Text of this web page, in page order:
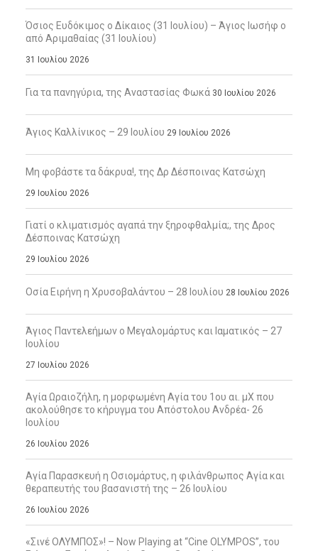
Όσιος Ευδόκιμος ο Δίκαιος (31 Ιουλίου) – Άγιος Ιωσήφ ο
από Αριμαθαίας (31 Ιουλίου)
31 Ιουλίου 2026
Για τα πανηγύρια, της Αναστασίας Φωκά 30 Ιουλίου 2026
Άγιος Καλλίνικος – 29 Ιουλίου 29 Ιουλίου 2026
Μη φοβάστε τα δάκρυα!, της Δρ Δέσποινας Κατσώχη
29 Ιουλίου 2026
Γιατί ο κλιματισμός αγαπά την ξηροφθαλμία;, της Δρος
Δέσποινας Κατσώχη
29 Ιουλίου 2026
Οσία Ειρήνη η Χρυσοβαλάντου – 28 Ιουλίου 28 Ιουλίου 2026
Άγιος Παντελεήμων ο Μεγαλομάρτυς και Ιαματικός – 27
Ιουλίου
27 Ιουλίου 2026
Αγία Ωραιοζήλη, η μορφωμένη Αγία του 1ου αι. μΧ που
ακολούθησε το κήρυγμα του Απόστολου Ανδρέα- 26
Ιουλίου
26 Ιουλίου 2026
Αγία Παρασκευή η Οσιομάρτυς, η φιλάνθρωπος Αγία και
θεραπευτής του βασανιστή της – 26 Ιουλίου
26 Ιουλίου 2026
«Σινέ ΟΛΥΜΠΟΣ»! – Now Playing at “Cine OLYMPOS”, του